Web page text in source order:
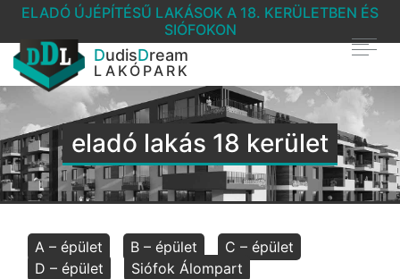
ELADÓ ÚJÉPÍTÉSŰ LAKÁSOK A 18. KERÜLETBEN ÉS
SIÓFOKON
DudisDream
LAKÓPARK
eladó lakás 18 kerület
A – épület B – épület
C – épület
D – épület
Siófok Álompart